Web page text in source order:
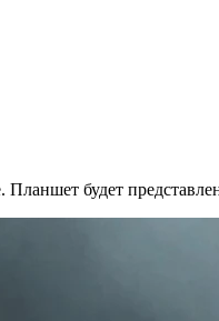
Планшет будет